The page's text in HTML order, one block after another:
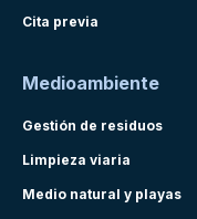
Cita previa
Medioambiente
Gestión de residuos
Limpieza viaria
Medio natural y playas